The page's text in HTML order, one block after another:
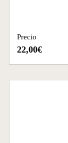
Precio
22,00€